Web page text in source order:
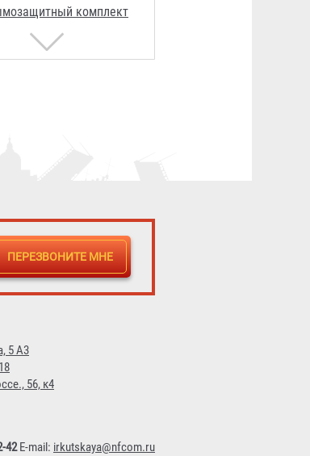
Контейнер ГДЗК-10
527 ₽
5 А3
56, к4
42E-mail: irkutskaya@nfcom.ru